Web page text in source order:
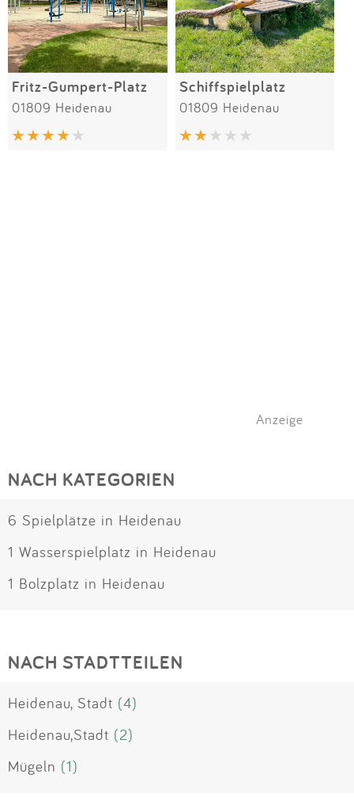
Fritz-Gumpert-Platz
01809 Heidenau
Schiffspielplatz
01809 Heidenau
Anzeige
NACH KATEGORIEN
6 Spielplätze in Heidenau
1 Wasserspielplatz in Heidenau
1 Bolzplatz in Heidenau
NACH STADTTEILEN
Heidenau, Stadt (4)
Heidenau,Stadt (2)
Mügeln (1)